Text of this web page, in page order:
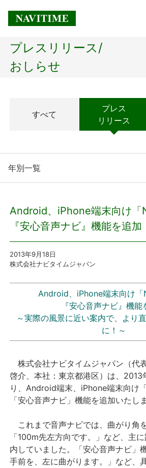
トップページ
経営理念
プレスリリース
プレスリリース
サービス
採用情報
プレスリリース/
おしらせ
すべて
プレス
リリース
年別一覧
Android、iPhone端末向け
『安心音声ナビ』機能を追加
2013年9月18日
株式会社ナビタイムジャパン
Android、iPhone端末向け「
『安心音声ナビ』機能
～実際の風景に近い案内で、より
に！～
株式会社ナビタイムジャパン（代
啓介、本社：東京都港区）は、2013
り、Android端末、iPhone端末向け
「安心音声ナビ」機能を追加いたしま
これまで音声ナビでは、曲がり角
「100m先左方向です。」など、主
内していました。「安心音声ナビ」
手前を、左に曲がります。」など、